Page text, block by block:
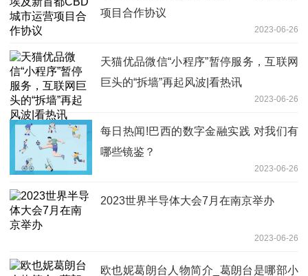
项目合作协议
2023-06-26
天猫优品微信“小程序”暂停服务，互联网
巨头的“拆墙”再起风波|看热讯
2023-06-26
每日热闻!巴西的数字金融实践 对我们有
哪些镜鉴？
2023-06-26
2023世界半导体大会7月在南京举办
2023-06-26
欧也妮葛朗台人物简介_葛朗台是哪部小